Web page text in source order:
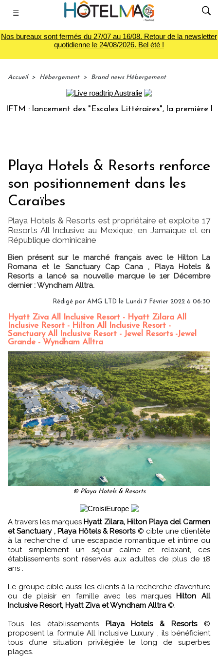
☰
Nos bureaux sont fermés du 27/07 au 16/08. Retour de la newsletter
quotidienne le 24/08/2026. Bel été !
Accueil > Hébergement > Brand news Hébergement
des "Escales Littéraires", la première librairie
Playa Hotels & Resorts renforce
son positionnement dans les
Caraïbes
Playa Hotels & Resorts est propriétaire et exploite 17
Resorts All Inclusive au Mexique, en Jamaïque et en
République dominicaine
Bien présent sur le marché français avec le Hilton La
Romana et le Sanctuary Cap Cana , Playa Hotels &
Resorts a lancé sa nouvelle marque le 1er Décembre
dernier : Wyndham Alltra.
Rédigé par AMG LTD le Lundi 7 Février 2022 à 06:30
Hyatt Ziva All Inclusive Resort - Hyatt Zilara All
Inclusive Resort - Hilton All Inclusive Resort -
Sanctuary All Inclusive Resort - Jewel Resorts -Jewel
Grande - Wyndham Alltra
© Playa Hotels & Resorts
A travers les marques Hyatt Zilara, Hilton Playa del Carmen
et Sanctuary , Playa Hôtels & Resorts© cible une clientèle
à la recherche d’ une escapade romantique et intime ou
tout simplement un séjour calme et relaxant, ces
établissements sont réservés aux adultes de plus de 18
ans .
Le groupe cible aussi les clients à la recherche d’aventure
ou de plaisir en famille avec les marques Hilton All
Inclusive Resort, Hyatt Ziva et Wyndham Alltra ©.
Tous les établissements Playa Hotels & Resorts©
proposent la formule All Inclusive Luxury , ils bénéficient
tous d’une situation privilégiée le long de superbes
plages.